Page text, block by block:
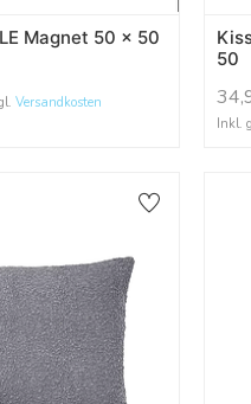
Magnet 50 x 50
Versandkosten
50
Inkl.